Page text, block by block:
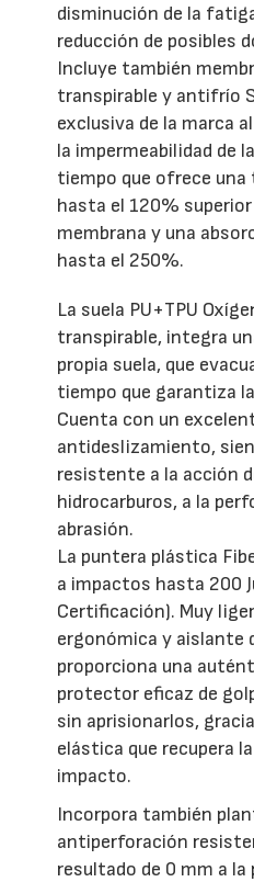
disminución de la
reducción de posibles
Incluye también
transpirable y antifrío
exclusiva de la marca
la impermeabilidad de
tiempo que ofrece una
hasta el 120%
membrana y una
hasta el 250%.
La suela PU+TPU
transpirable, integra
propia suela, que
tiempo que garantiza
Cuenta con un
antideslizamiento,
resistente a la acción
hidrocarburos, a la
abrasión.
La puntera plástica
a impactos hasta 200
Certificación). Muy
ergonómica y aislante
proporciona una
protector eficaz de
sin aprisionarlos,
elástica que recupera
impacto.
Incorpora también
antiperforación
resultado de 0 mm a